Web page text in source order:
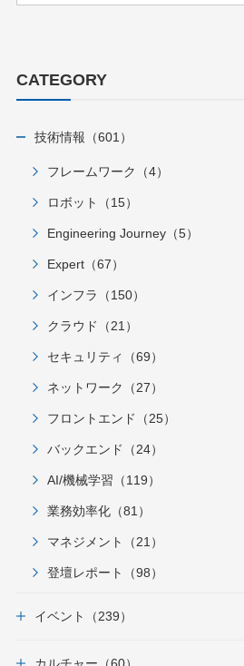
CATEGORY
技術情報（601）
フレームワーク（4）
ロボット（15）
Engineering Journey（5）
Expert（67）
インフラ（150）
クラウド（21）
セキュリティ（69）
ネットワーク（27）
フロントエンド（25）
バックエンド（24）
AI/機械学習（119）
業務効率化（81）
マネジメント（21）
登壇レポート（98）
イベント（239）
カルチャー（60）